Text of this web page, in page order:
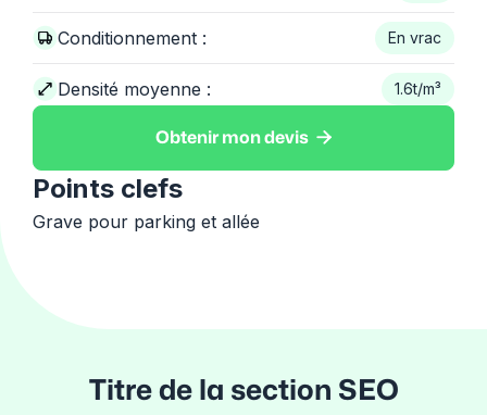
Conditionnement : En vrac
Densité moyenne : 1.6t/m³
Obtenir mon devis 
Points clefs
Grave pour parking et allée
Titre de la section SEO